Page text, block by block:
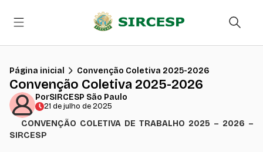
Página inicial Convenção Coletiva 2025-2026
Convenção Coletiva 2025-2026
PorSIRCESP São Paulo
21 de julho de 2025
CONVENÇÃO COLETIVA DE TRABALHO 2025 – 2026 –
SIRCESP